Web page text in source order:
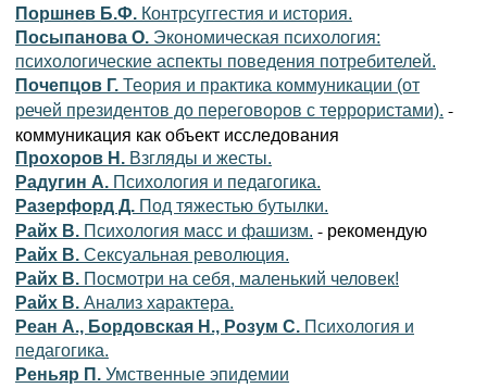
Поршнев Б.Ф. Контрсуггестия и история.
Посыпанова О. Экономическая психология:
психологические аспекты поведения потребителей.
Почепцов Г. Теория и практика коммуникации (от
речей президентов до переговоров с террористами). -
коммуникация как объект исследования
Прохоров Н. Взгляды и жесты.
Радугин А. Психология и педагогика.
Разерфорд Д. Под тяжестью бутылки.
Райх В. Психология масс и фашизм. - рекомендую
Райх В. Сексуальная революция.
Райх В. Посмотри на себя, маленький человек!
Райх В. Анализ характера.
Реан А., Бордовская Н., Розум С. Психология и
педагогика.
Реньяр П. Умственные эпидемии